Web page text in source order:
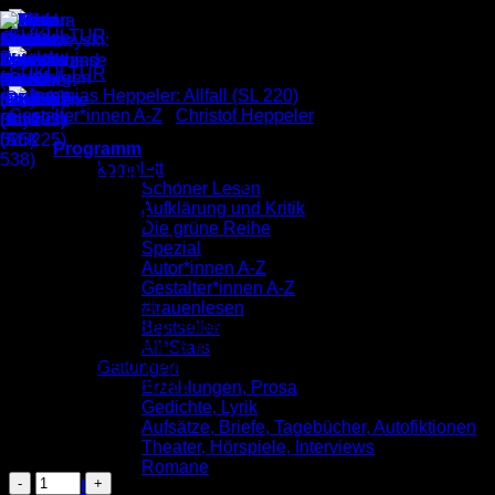
Zum
Inhalt
springen
Programm
komplett
Schöner Lesen
Aufklärung und Kritik
Die grüne Reihe
Spezial
Autor*innen A-Z
Gestalter*innen A-Z
#frauenlesen
Bestseller
All*Stars
Gattungen
Erzählungen, Prosa
Gedichte, Lyrik
Aufsätze, Briefe, Tagebücher, Autofiktionen
Theater, Hörspiele, Interviews
Romane
Verlag
Gestalter*innen A-Z Christof Heppeler
Jeremias Heppeler: Allfall
(SL 220)
Schöner Lesen 220
Veröffentlicht im September 2025
Illustrationen: Jeremias Heppeler
Titelbild: Christof Heppeler
ISBN: 9783955661915
Jeremias